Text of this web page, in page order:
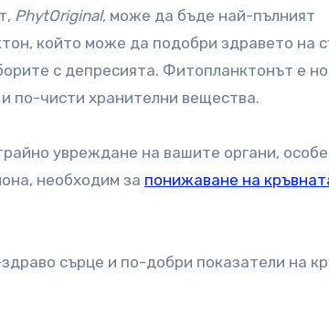
PhytOriginal, може да бъде най-пълният
който може да подобри здравето на
с депресията. Фитопланктонът е
по-чисти хранителни вещества.
увреждане на вашите органи,
необходим за понижаване на
сърце и по-добри показатели на